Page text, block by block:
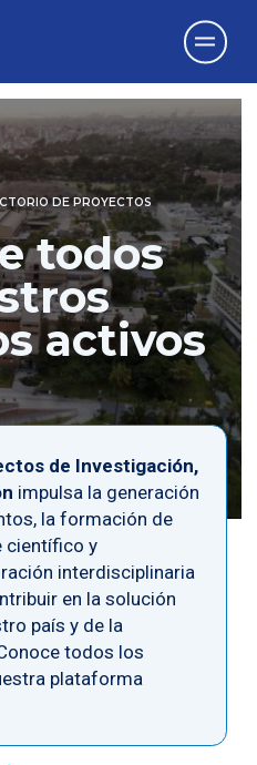
DE PROYECTOS
todos
activos
de Investigación,
impulsa la generación
la formación de
científico y
interdisciplinaria
en la solución
país y de la
todos los
plataforma